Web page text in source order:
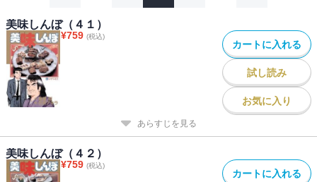
美味しんぼ（４１）
¥759 (税込)
カートに入れる
試し読み
お気に入り
あらすじを見る
美味しんぼ（４２）
¥759 (税込)
カートに入れる